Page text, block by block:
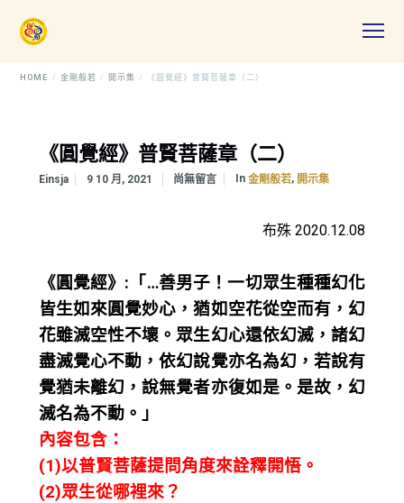
HOME 金剛般若 開示集 《圓覺經》普賢菩薩章（二）
《圓覺經》普賢菩薩章（二）
Einsja 9 10 月, 2021 尚無留言 In 金剛般若, 開示集
布殊 2020.12.08
《圓覺經》:「…善男子！一切眾生種種幻化
皆生如來圓覺妙心，猶如空花從空而有，幻
花雖滅空性不壞。眾生幻心還依幻滅，諸幻
盡滅覺心不動，依幻說覺亦名為幻，若說有
覺猶未離幻，說無覺者亦復如是。是故，幻
滅名為不動。」
內容包含：
(1)以普賢菩薩提問角度來詮釋開悟。
(2)眾生從哪裡來？